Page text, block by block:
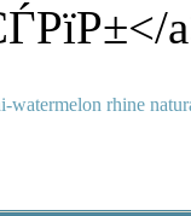
watermelon rhine